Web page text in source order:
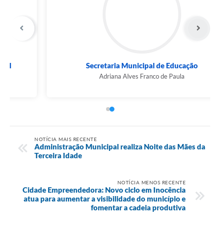
Secretaria Municipal de Educação
Adriana Alves Franco de Paula
NOTÍCIA MAIS RECENTE
Administração Municipal realiza Noite das Mães da
Terceira Idade
NOTÍCIA MENOS RECENTE
Cidade Empreendedora: Novo ciclo em Inocência
atua para aumentar a visibilidade do município e
fomentar a cadeia produtiva